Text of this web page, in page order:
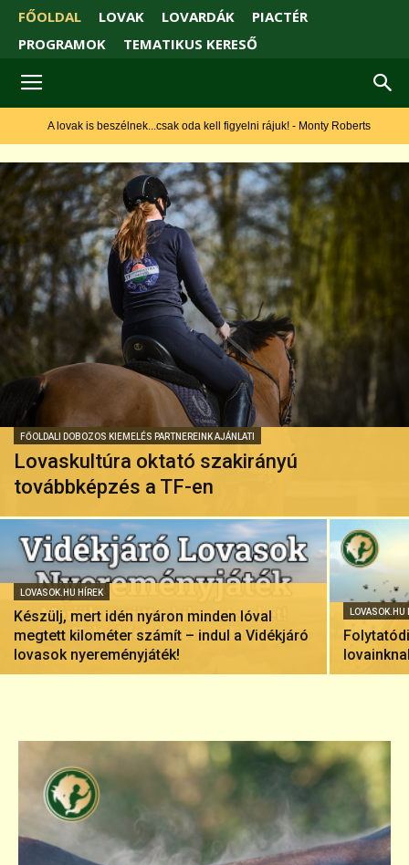
FŐOLDAL LOVAK LOVARDÁK
PIACTÉR
PROGRAMOK
TEMATIKUS KERESŐ
A lovak is beszélnek...csak oda kell figyelni rájuk! - Monty Roberts
FŐOLDALI DOBOZOS KIEMELÉS PARTNEREINK AJÁNLATI
Lovaskultúra oktató szakirányú
továbbképzés a TF-en
LOVASOK.HU HÍREK
Készülj, mert idén nyáron minden lóval
megtett kilométer számít – indul a Vidékjáró
lovasok nyereményjáték!
LOVASOK.HU